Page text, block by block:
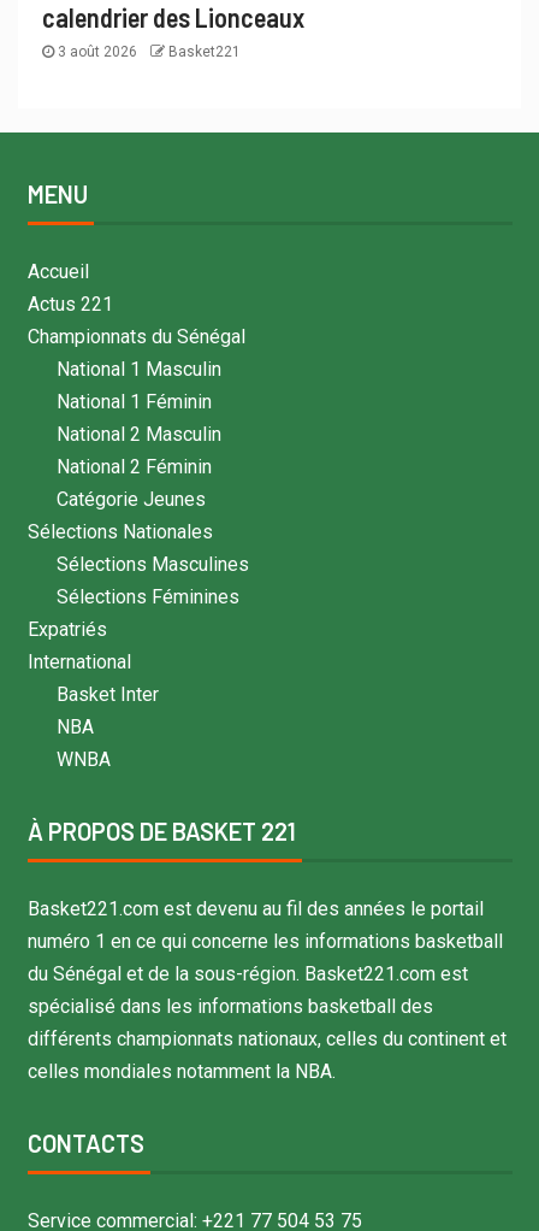
calendrier des Lionceaux
3 août 2026 Basket221
MENU
Accueil
Actus 221
Championnats du Sénégal
National 1 Masculin
National 1 Féminin
National 2 Masculin
National 2 Féminin
Catégorie Jeunes
Sélections Nationales
Sélections Masculines
Sélections Féminines
Expatriés
International
Basket Inter
NBA
WNBA
À PROPOS DE BASKET 221
Basket221.com est devenu au fil des années le portail
numéro 1 en ce qui concerne les informations basketball
du Sénégal et de la sous-région. Basket221.com est
spécialisé dans les informations basketball des
différents championnats nationaux, celles du continent et
celles mondiales notamment la NBA.
CONTACTS
Service commercial: +221 77 504 53 75